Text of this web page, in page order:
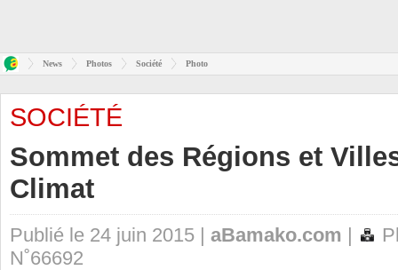
News Photos Société Photo
SOCIÉTÉ
Sommet des Régions et
Climat
Publié le 24 juin 2015 | aBamako.com |
N˚66692